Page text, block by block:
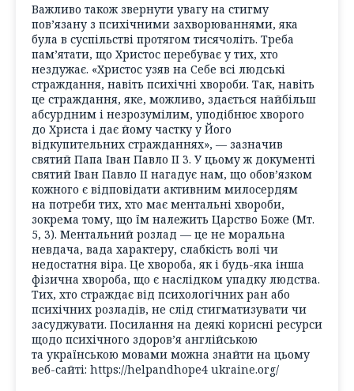
Важливо також звернути увагу на стигму
пов’язану з психічними захворюваннями, яка
була в суспільстві протягом тисячоліть. Треба
пам’ятати, що Христос перебуває у тих, хто
нездужає. «Христос узяв на Себе всі людські
страждання, навіть психічні хвороби. Так, навіть
це страждання, яке, можливо, здається найбільш
абсурдним і незрозумілим, уподібнює хворого
до Христа і дає йому частку у Його
відкупительних стражданнях», — зазначив
святий Папа Іван Павло ІІ 3. У цьому ж документі
святий Іван Павло ІІ нагадує нам, що обов’язком
кожного є відповідати активним милосердям
на потреби тих, хто має ментальні хвороби,
зокрема тому, що їм належить Царство Боже (Мт.
5, 3). Ментальний розлад — це не моральна
невдача, вада характеру, слабкість волі чи
недостатня віра. Це хвороба, як і будь-яка інша
фізична хвороба, що є наслідком упадку людства.
Тих, хто страждає від психологічних ран або
психічних розладів, не слід стигматизувати чи
засуджувати. Посилання на деякі корисні ресурси
щодо психічного здоров’я англійською
та українською мовами можна знайти на цьому
веб-сайті: https://helpandhope4 ukraine.org/